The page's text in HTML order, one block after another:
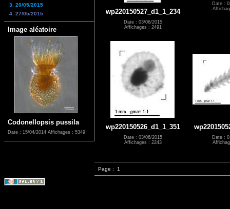
3. 20/05/2015
4. 27/05/2015
Image aléatoire
Codonellopsis pussila
Date : 15/04/2014 Affichages : 5349
wp220150527_d1_1_234
Date : 03/06/2015
Affichages : 2491
Date :
wp220150526_d1_1_351
Date : 03/06/2015
Affichages : 2243
Date :
Page : 1